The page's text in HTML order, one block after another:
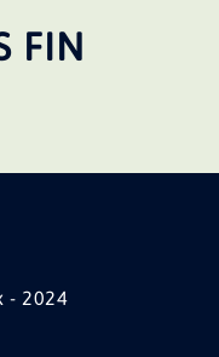
FIN
- 2024